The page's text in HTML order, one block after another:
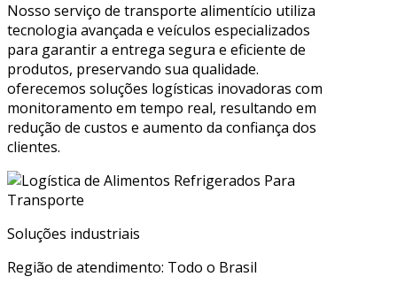
Nosso serviço de transporte alimentício utiliza
tecnologia avançada e veículos especializados
para garantir a entrega segura e eficiente de
produtos, preservando sua qualidade.
oferecemos soluções logísticas inovadoras com
monitoramento em tempo real, resultando em
redução de custos e aumento da confiança dos
clientes.
Soluções industriais
Região de atendimento: Todo o Brasil